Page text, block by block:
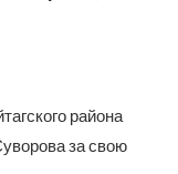
района
за свою